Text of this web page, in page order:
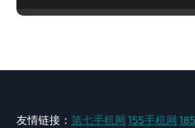
友情链接： 第七手机网 155手机网